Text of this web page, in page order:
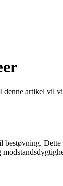
artikel vil